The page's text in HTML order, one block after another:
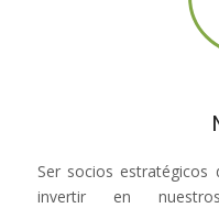
Ser socios estratégicos
invertir en